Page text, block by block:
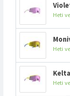
Heti
Heti
Heti